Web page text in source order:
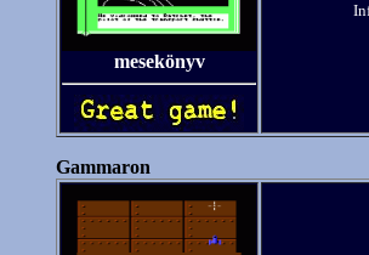
mesekönyv
Gammaron